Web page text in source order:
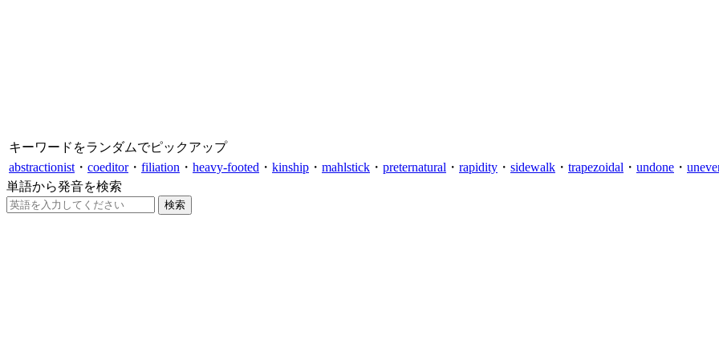
キーワードをランダムでピックアップ
abstractionist ・ coeditor・ filiation ・ heavy-footed ・ kinship ・ mahlstick ・ preternatural ・ rapidity ・ sidewalk ・ trapezoidal ・ undone ・
単語から発音を検索